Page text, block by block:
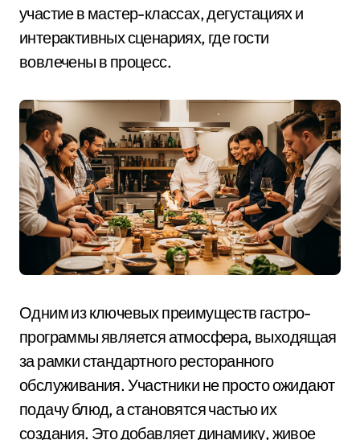
участие в мастер-классах, дегустациях и
интерактивных сценариях, где гости
вовлечены в процесс.
Одним из ключевых преимуществ гастро-
программы является атмосфера, выходящая
за рамки стандартного ресторанного
обслуживания. Участники не просто ожидают
подачу блюд, а становятся частью их
создания. Это добавляет динамику, живое